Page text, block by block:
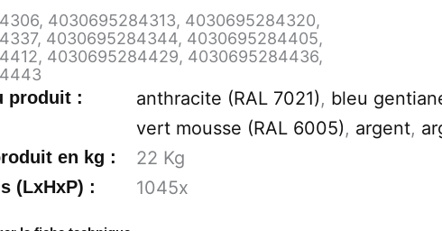
, 4030695284313, 4030695284320,
, 4030695284344, 4030695284405,
, 4030695284429, 4030695284436,
produit : anthracite (RAL 7021), bleu
vert mousse (RAL 6005), argent,
en kg : 22 Kg
(LxHxP) : 1045x